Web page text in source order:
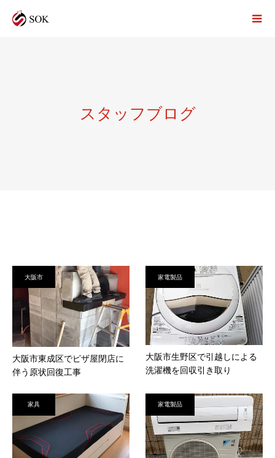
スタッフブログ
大阪市
大阪市東成区でピザ屋閉店に
伴う原状回復工事
家電製品
大阪市生野区で引越しによる
洗濯機を回収引き取り
家具 家電製品